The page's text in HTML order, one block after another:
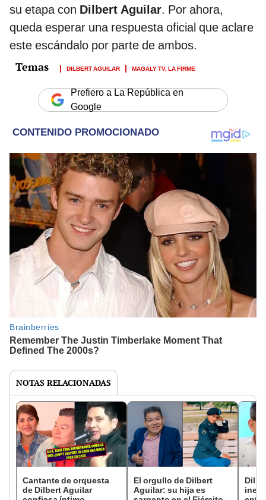
su etapa con Dilbert Aguilar. Por ahora,
queda esperar una respuesta oficial que aclare
este escándalo por parte de ambos.
DILBERT AGUILAR MAGALY TV, LA FIRME
Prefiero a La República en
Google
NOTAS RELACIONADAS
Cantante de orquesta
de Dilbert Aguilar
El orgullo de Dilbert
Aguilar: su hija es